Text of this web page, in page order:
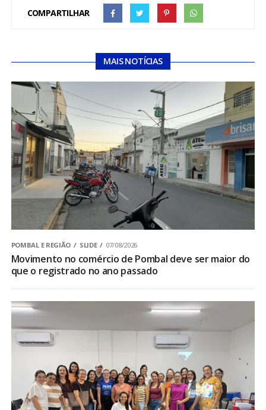
COMPARTILHAR
MAIS NOTÍCIAS
POMBAL E REGIÃO SLIDE 07/08/2026
Movimento no comércio de Pombal deve ser maior do
que o registrado no ano passado